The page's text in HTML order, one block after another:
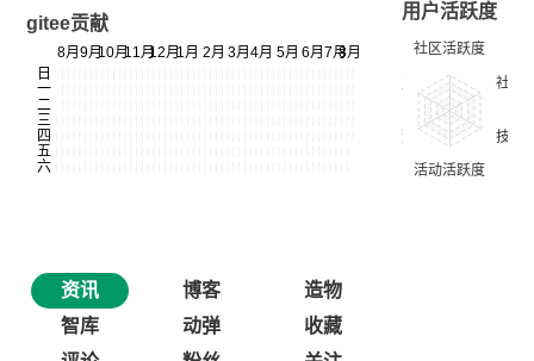
gitee贡献
用户活跃度
资讯 博客
造物
智库
动弹
收藏